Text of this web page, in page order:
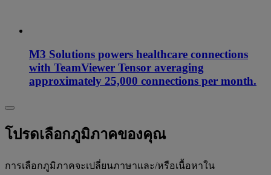
M3 Solutions powers healthcare connections
with TeamViewer Tensor averaging
approximately 25,000 connections per month.
โปรดเลือกภูมิภาคของคุณ
การเลือกภูมิภาคจะเปลี่ยนภาษาและ/หรือเนื้อหาใน